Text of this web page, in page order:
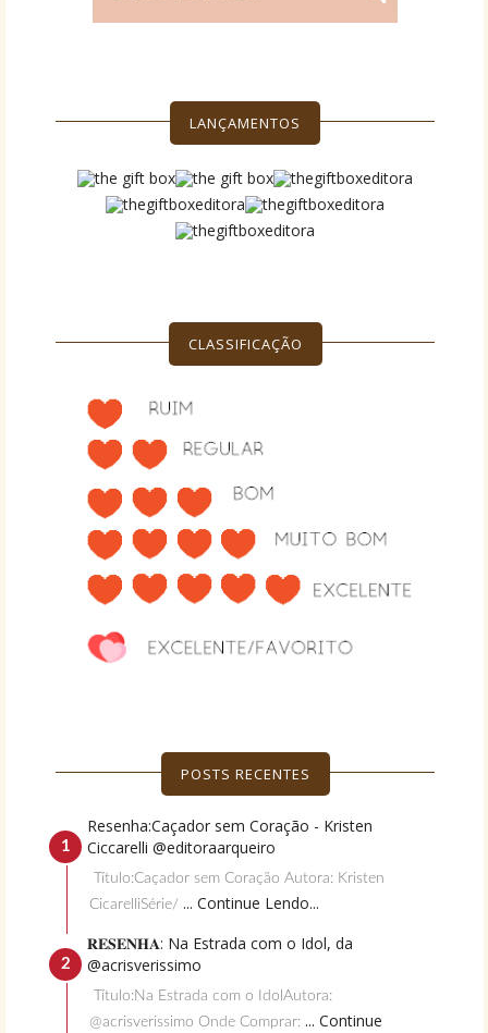
LANÇAMENTOS
CLASSIFICAÇÃO
POSTS RECENTES
Resenha:Caçador sem Coração - Kristen
Ciccarelli @editoraarqueiro
Título:Caçador sem Coração Autora: Kristen
CicarelliSérie/ ... Continue Lendo...
𝐑𝐄𝐒𝐄𝐍𝐇𝐀: Na Estrada com o Idol, da
@acrisverissimo
Título:Na Estrada com o IdolAutora:
@acrisverissimo Onde Comprar: ... Continue